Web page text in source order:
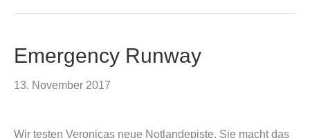
Emergency Runway
13. November 2017
Wir testen Veronicas neue Notlandepiste. Sie macht das